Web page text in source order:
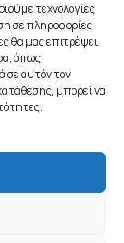
τεχνολογίες
σε πληροφορίες
θα μας επιτρέψει
όπως
σε αυτόν τον
μπορεί να
pdc.gr